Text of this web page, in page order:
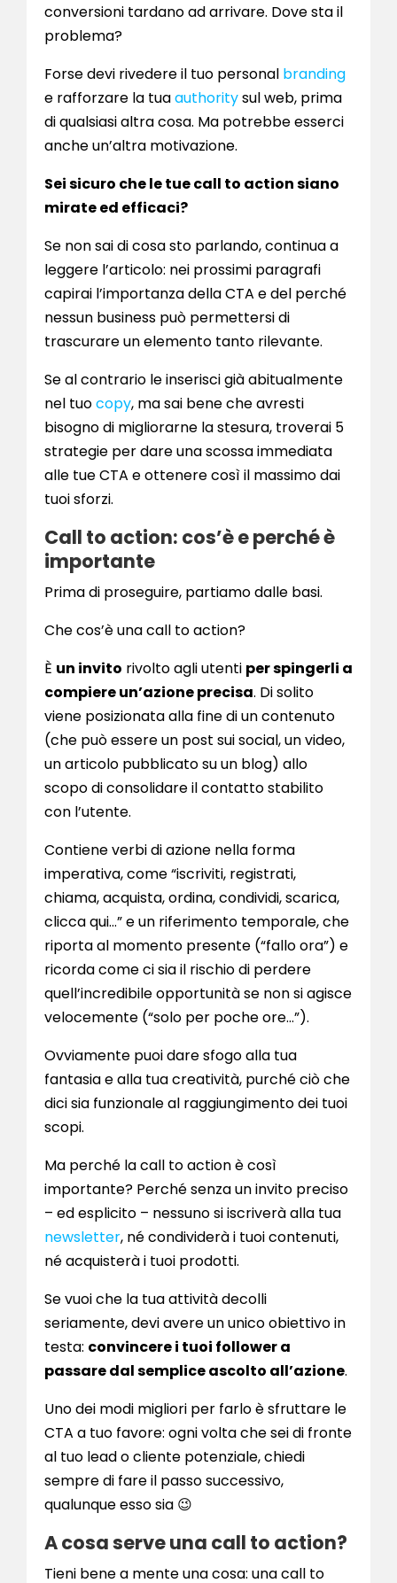
conversioni tardano ad arrivare. Dove sta il
problema?
Forse devi rivedere il tuo personal branding
e rafforzare la tuaauthoritysul web, prima
di qualsiasi altra cosa. Ma potrebbe esserci
anche un’altra motivazione.
Sei sicuro che le tue call to action siano
mirate ed efficaci?
Se non sai di cosa sto parlando, continua a
leggere l’articolo: nei prossimi paragrafi
capirai l’importanza della CTA e del perché
nessun business può permettersi di
trascurare un elemento tanto rilevante.
Se al contrario le inserisci già abitualmente
nel tuocopy, ma sai bene che avresti
bisogno di migliorarne la stesura, troverai 5
strategie per dare una scossa immediata
alle tue CTA e ottenere così il massimo dai
tuoi sforzi.
Call to action: cos’è e perché è
importante
Prima di proseguire, partiamo dalle basi.
Che cos’è una call to action?
È un invito rivolto agli utenti per spingerli a
compiere un’azione precisa. Di solito
viene posizionata alla fine di un contenuto
(che può essere un post sui social, un video,
un articolo pubblicato su un blog) allo
scopo di consolidare il contatto stabilito
con l’utente.
Contiene verbi di azione nella forma
imperativa, come “iscriviti, registrati,
chiama, acquista, ordina, condividi, scarica,
clicca qui…” e un riferimento temporale, che
riporta al momento presente (“fallo ora”) e
ricorda come ci sia il rischio di perdere
quell’incredibile opportunità se non si agisce
velocemente (“solo per poche ore…”).
Ovviamente puoi dare sfogo alla tua
fantasia e alla tua creatività, purché ciò che
dici sia funzionale al raggiungimento dei tuoi
scopi.
Ma perché la call to action è così
importante? Perché senza un invito preciso
– ed esplicito – nessuno si iscriverà alla tua
newsletter, né condividerà i tuoi contenuti,
né acquisterà i tuoi prodotti.
Se vuoi che la tua attività decolli
seriamente, devi avere un unico obiettivo in
testa: convincere i tuoi follower a
passare dal semplice ascolto all’azione.
Uno dei modi migliori per farlo è sfruttare le
CTA a tuo favore: ogni volta che sei di fronte
al tuo lead o cliente potenziale, chiedi
sempre di fare il passo successivo,
qualunque esso sia 😉
A cosa serve una call to action?
Tieni bene a mente una cosa: una call to